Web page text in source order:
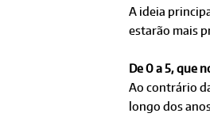
A ideia
estarão mais
De 0 a 5, que
Ao contrário
longo dos